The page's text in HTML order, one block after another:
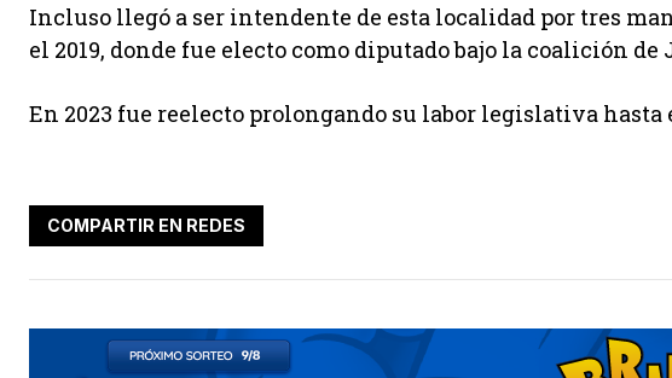
Incluso llegó a ser intendente de esta localidad por tres
el 2019, donde fue electo como diputado bajo la coalición de
En 2023 fue reelecto prolongando su labor legislativa hasta
COMPARTIR EN REDES